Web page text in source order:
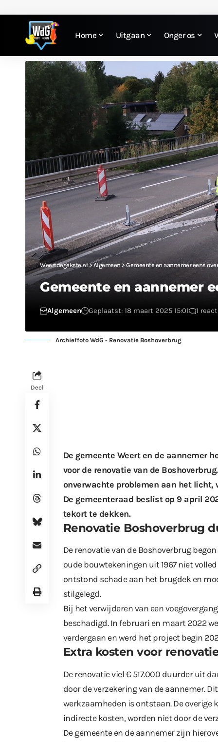
Home Uitgaan Onger os
Weertdegekste.nl>Algemeen > Gemeente en aannemer eens
Gemeente en aannemer
Algemeen Geplaatst: 18 maart 2025 15:01 1
Archieffoto WdG - Renovatie Boshoverbrug
Deel
De gemeente Weert en de aannemer
voor de renovatie van de
onverwachte problemen aan het licht,
De gemeenteraad beslist op 9 april
tekort te dekken.
Renovatie Boshoverbrug
De renovatie van de Boshoverbrug
oude bouwtekeningen uit 1967 niet
ontstond schade aan het brugdek en
stilgelegd.
Bij het verwijderen van een
beschadigd. In februari en maart 2022
verdergaan en werd het project begin
Extra kosten voor
De renovatie viel € 517.000 duurder uit
door de verzekering van de aannemer.
werkzaamheden is ontstaan. De overige
indirecte kosten, worden niet door de
De gemeente en de aannemer zijn